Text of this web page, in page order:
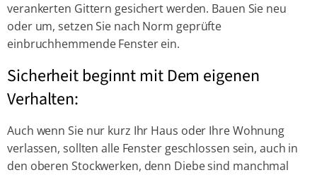
verankerten Gittern gesichert werden. Bauen Sie neu
oder um, setzen Sie nach Norm geprüfte
einbruchhemmende Fenster ein.
Sicherheit beginnt mit Dem eigenen
Verhalten:
Auch wenn Sie nur kurz Ihr Haus oder Ihre Wohnung
verlassen, sollten alle Fenster geschlossen sein, auch in
den oberen Stockwerken, denn Diebe sind manchmal